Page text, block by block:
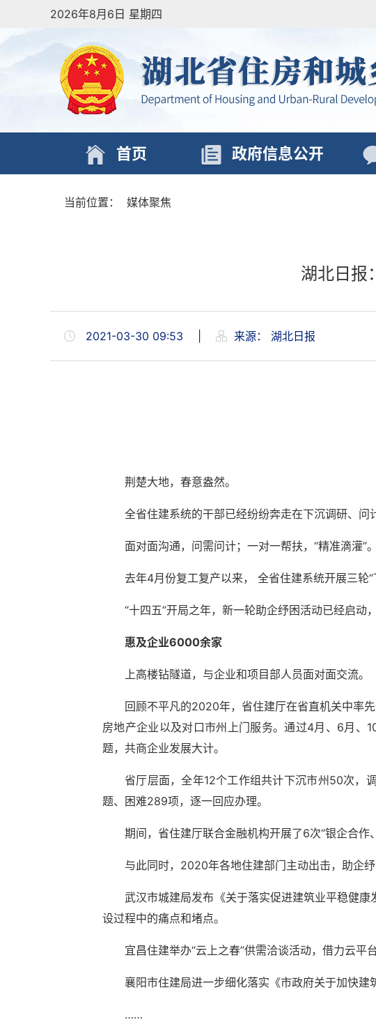
2026年8月6日 星期四
首页 政府信息公开
当前位置： 媒体聚焦
湖北日报
2021-03-30 09:53 来源： 湖北日报
荆楚大地，春意盎然。
全省住建系统的干部已经纷纷奔走在下沉调研、问
面对面沟通，问需问计；一对一帮扶，“精准滴灌”。
去年4月份复工复产以来， 全省住建系统开展三轮
“十四五”开局之年，新一轮助企纾困活动已经启动
惠及企业6000余家
上高楼钻隧道，与企业和项目部人员面对面交流。
回顾不平凡的2020年，省住建厅在省直机关中率
房地产企业以及对口市州上门服务。通过4月、6月、
题，共商企业发展大计。
省厅层面，全年12个工作组共计下沉市州50次，
题、困难289项，逐一回应办理。
期间，省住建厅联合金融机构开展了6次“银企合
与此同时，2020年各地住建部门主动出击，助企纾
武汉市城建局发布《关于落实促进建筑业平稳健
设过程中的痛点和堵点。
宜昌住建举办“云上之春”供需洽谈活动，借力云
襄阳市住建局进一步细化落实《市政府关于加快建
……